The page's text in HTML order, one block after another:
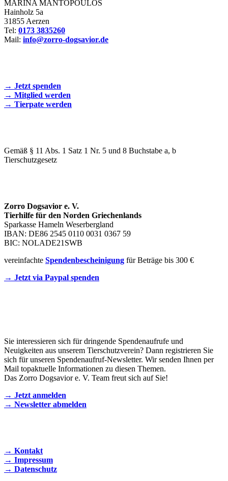
MARINA MANTOPOULOS
Hainholz 5a
31855 Aerzen
Tel: 0173 3835260
Mail: info@zorro-dogsavior.de
→ Jetzt spenden
→ Mitglied werden
→ Tierpate werden
Gemäß § 11 Abs. 1 Satz 1 Nr. 5 und 8 Buchstabe a, b
Tierschutzgesetz
Zorro Dogsavior e. V.
Tierhilfe für den Norden Griechenlands
Sparkasse Hameln Weserbergland
IBAN: DE86 2545 0110 0031 0367 59
BIC: NOLADE21SWB
vereinfachte Spendenbescheinigung für Beträge bis 300 €
→ Jetzt via Paypal spenden
Sie interessieren sich für dringende Spendenaufrufe und
Neuigkeiten aus unserem Tierschutzverein? Dann registrieren Sie
sich für unseren Spendenaufruf-Newsletter. Wir senden Ihnen per
Mail topaktuelle Informationen zu diesen Themen.
Das Zorro Dogsavior e. V. Team freut sich auf Sie!
→ Jetzt anmelden
→ Newsletter abmelden
→ Kontakt
→ Impressum
→ Datenschutz